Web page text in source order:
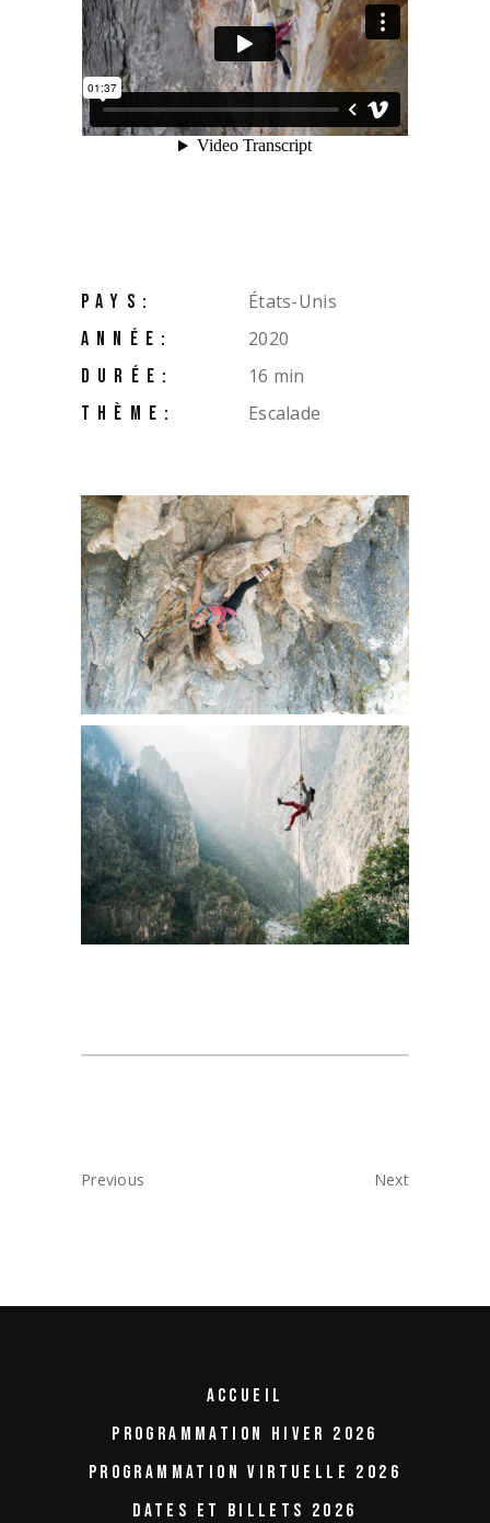
PAYS: États-Unis
ANNÉE: 2020
DURÉE: 16 min
THÈME: Escalade
Previous Next
ACCUEIL
PROGRAMMATION HIVER 2026
PROGRAMMATION VIRTUELLE 2026
DATES ET BILLETS 2026